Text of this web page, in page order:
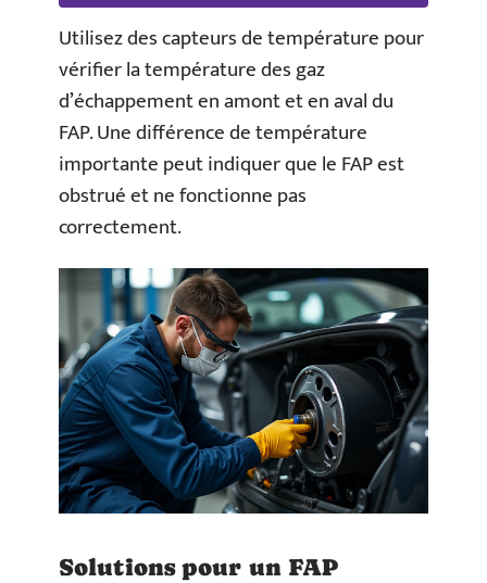
Utilisez des capteurs de température pour
vérifier la température des gaz
d’échappement en amont et en aval du
FAP. Une différence de température
importante peut indiquer que le FAP est
obstrué et ne fonctionne pas
correctement.
Solutions pour un FAP